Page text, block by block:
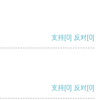
支持[0] 反对[0]
支持[0] 反对[0]